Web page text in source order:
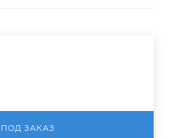
ПОД ЗАКАЗ